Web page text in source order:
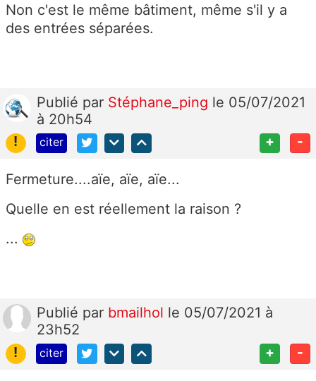
Non c'est le même bâtiment, même s'il y a
des entrées séparées.
Publié par Stéphane_ping le 05/07/2021
à 20h54
!
citer + -
Fermeture....aïe, aïe, aïe...
Quelle en est réellement la raison ?
...
Publié par bmailhol le 05/07/2021 à
23h52
!
citer + -